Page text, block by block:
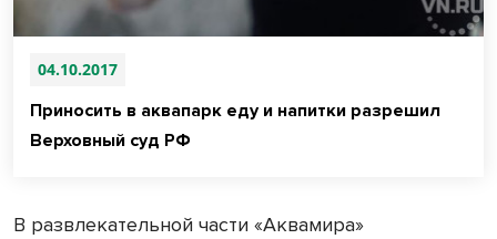
04.10.2017
Приносить в аквапарк еду и напитки разрешил
Верховный суд РФ
В развлекательной части «Аквамира»